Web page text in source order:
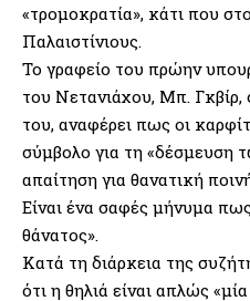
«τρομοκρατία», κάτι που
Παλαιστίνιους.
Το γραφείο του πρώην
του Νετανιάχου, Μπ.
του, αναφέρει πως οι
σύμβολο για τη «δέσμευση
απαίτηση για θανατική
Είναι ένα σαφές μήνυμα
θάνατος».
Κατά τη διάρκεια της
ότι η θηλιά είναι απλώς